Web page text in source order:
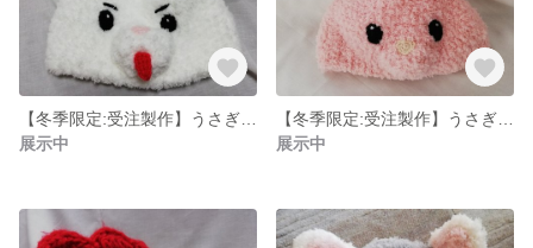
展示中
展示中